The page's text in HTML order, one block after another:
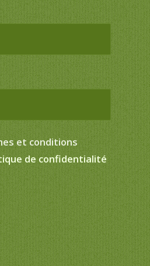
et conditions
de confidentialité